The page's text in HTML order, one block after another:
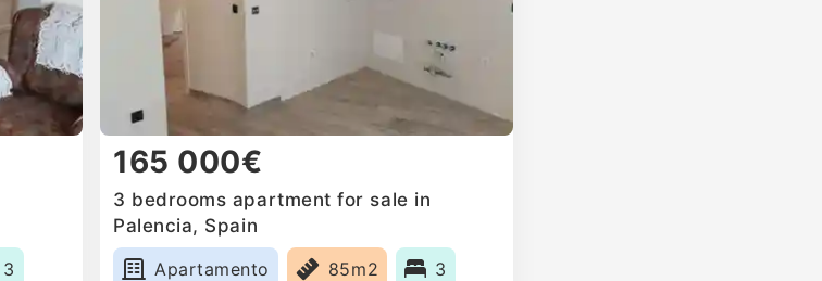
3
165 000€
3 bedrooms apartment for sale in
Palencia, Spain
Apartamento
85m2 3